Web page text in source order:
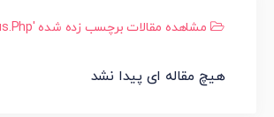
مشاهده مقالات برچسب زده شده 'aboutus.php'
هیچ مقاله ای پیدا نشد